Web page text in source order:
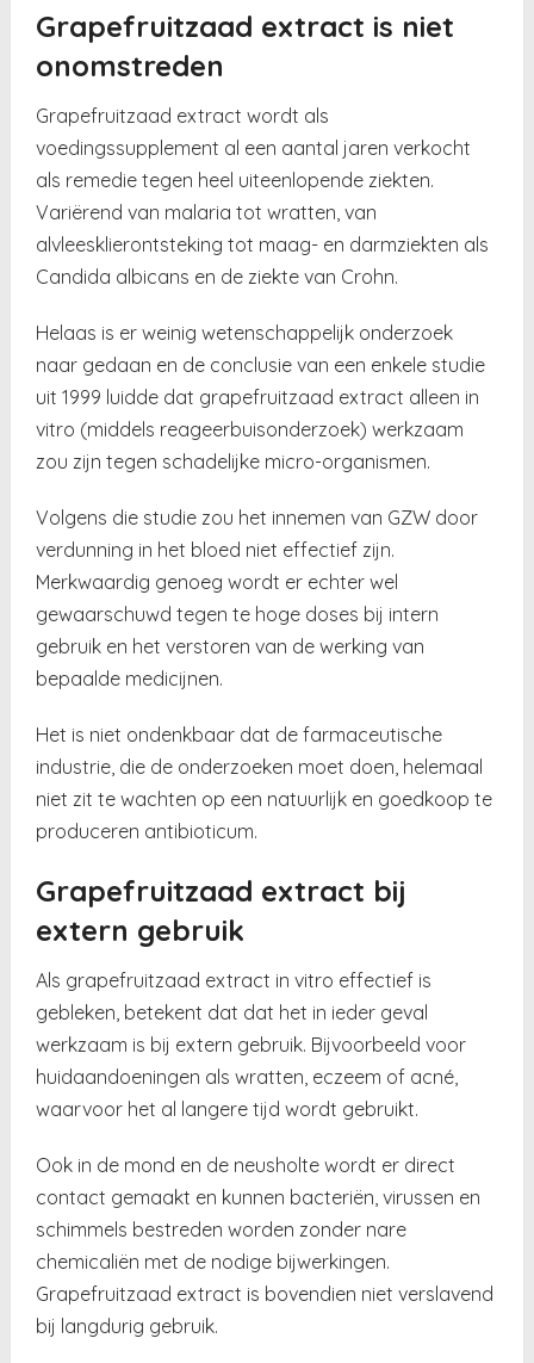
Grapefruitzaad extract is niet
onomstreden
Grapefruitzaad extract wordt als
voedingssupplement al een aantal jaren verkocht
als remedie tegen heel uiteenlopende ziekten.
Variërend van malaria tot wratten, van
alvleesklierontsteking tot maag- en darmziekten als
Candida albicans en de ziekte van Crohn.
Helaas is er weinig wetenschappelijk onderzoek
naar gedaan en de conclusie van een enkele studie
uit 1999 luidde dat grapefruitzaad extract alleen in
vitro (middels reageerbuisonderzoek) werkzaam
zou zijn tegen schadelijke micro-organismen.
Volgens die studie zou het innemen van GZW door
verdunning in het bloed niet effectief zijn.
Merkwaardig genoeg wordt er echter wel
gewaarschuwd tegen te hoge doses bij intern
gebruik en het verstoren van de werking van
bepaalde medicijnen.
Het is niet ondenkbaar dat de farmaceutische
industrie, die de onderzoeken moet doen, helemaal
niet zit te wachten op een natuurlijk en goedkoop te
produceren antibioticum.
Grapefruitzaad extract bij
extern gebruik
Als grapefruitzaad extract in vitro effectief is
gebleken, betekent dat dat het in ieder geval
werkzaam is bij extern gebruik. Bijvoorbeeld voor
huidaandoeningen als wratten, eczeem of acné,
waarvoor het al langere tijd wordt gebruikt.
Ook in de mond en de neusholte wordt er direct
contact gemaakt en kunnen bacteriën, virussen en
schimmels bestreden worden zonder nare
chemicaliën met de nodige bijwerkingen.
Grapefruitzaad extract is bovendien niet verslavend
bij langdurig gebruik.